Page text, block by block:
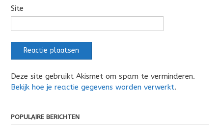
Site
Deze site gebruikt Akismet om spam te verminderen.
Bekijk hoe je reactie gegevens worden verwerkt.
POPULAIRE BERICHTEN